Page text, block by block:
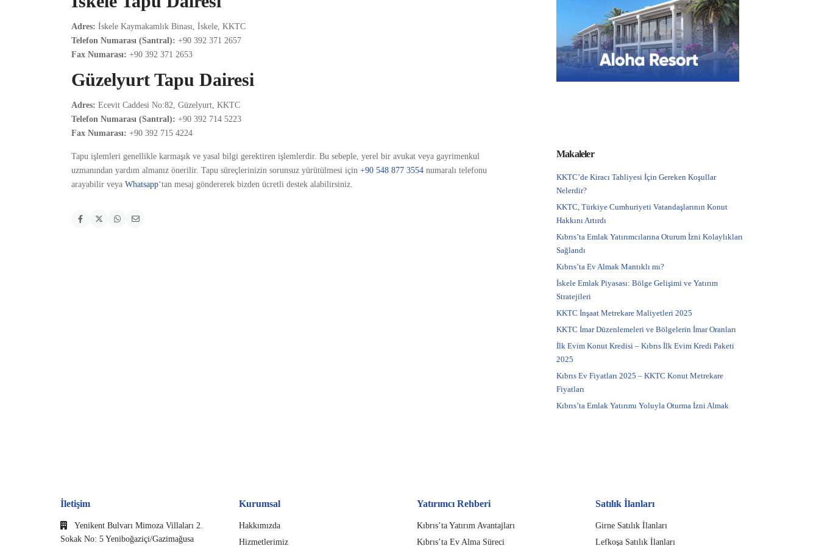
Adres: İskele Kaymakamlık Binası, İskele, KKTC
Telefon Numarası (Santral): +90 392 371 2657
Fax Numarası: +90 392 371 2653
Güzelyurt Tapu Dairesi
Adres: Ecevit Caddesi No:82, Güzelyurt, KKTC
Telefon Numarası (Santral): +90 392 714 5223
Fax Numarası: +90 392 715 4224
Tapu işlemleri genellikle karmaşık ve yasal bilgi gerektiren işlemlerdir. Bu sebeple, yerel bir avukat veya gayrimenkul
uzmanından yardım almanız önerilir. Tapu süreçlerinizin sorunsuz yürütülmesi için +90 548 877 3554 numaralı telefonu
arayabilir veya Whatsapp‘tan mesaj göndererek bizden ücretli destek alabilirsiniz.
Makaleler
KKTC’de Kiracı Tahliyesi İçin Gereken Koşullar
Nelerdir?
KKTC, Türkiye Cumhuriyeti Vatandaşlarının Konut
Hakkını Artırdı
Kıbrıs’ta Emlak Yatırımcılarına Oturum İzni Kolaylıkları
Sağlandı
Kıbrıs’ta Ev Almak Mantıklı mı?
İskele Emlak Piyasası: Bölge Gelişimi ve Yatırım
Stratejileri
KKTC İnşaat Metrekare Maliyetleri 2025
KKTC İmar Düzenlemeleri ve Bölgelerin İmar Oranları
İlk Evim Konut Kredisi – Kıbrıs İlk Evim Kredi Paketi
2025
Kıbrıs Ev Fiyatları 2025 – KKTC Konut Metrekare
Fiyatları
Kıbrıs’ta Emlak Yatırımı Yoluyla Oturma İzni Almak
İletişim
Yenikent Bulvarı Mimoza Villaları 2.
Sokak No: 5 Yeniboğaziçi/Gazimağusa
Kurumsal
Hakkımızda
Hizmetlerimiz
Yatırımcı Rehberi
Kıbrıs’ta Yatırım Avantajları
Kıbrıs’ta Ev Alma Süreci
Satılık İlanları
Girne Satılık İlanları
Lefkoşa Satılık İlanları